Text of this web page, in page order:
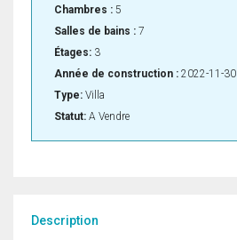
Chambres : 5
Salles de bains : 7
Étages: 3
Année de construction : 2022-11-30
Type: Villa
Statut: A Vendre
Description